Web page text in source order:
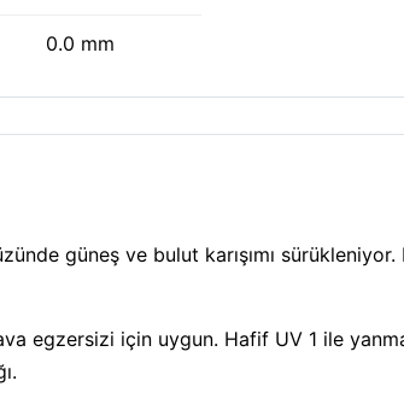
0.0 mm
güneş ve bulut karışımı sürükleniyor.
egzersizi için uygun. Hafif UV 1 ile